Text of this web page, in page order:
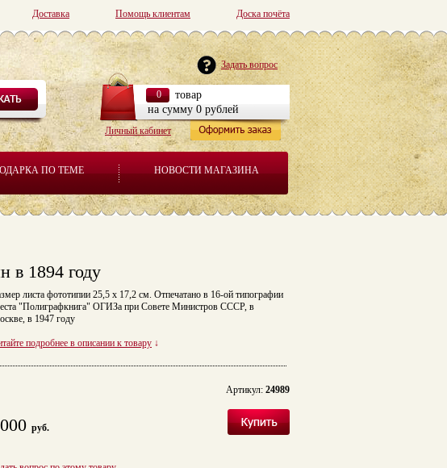
Доска почёта
Помощь клиентам
Доставка
ПО ТЕМЕ НОВОСТИ МАГАЗИНА
Личный кабинет
Задать вопрос
0
товар
на сумму 0 рублей
в 1894 году
листа фототипии 25,5 x 17,2 см. Отпечатано в 16-ой типографии
"Полиграфкнига" ОГИЗа при Совете Министров СССР, в
в 1947 году
подробнее в описании к товару ↓
руб.
Артикул: 24989